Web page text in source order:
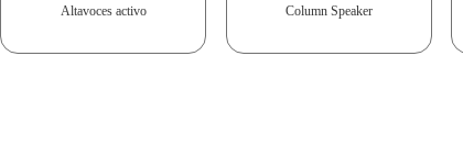
Altavoces activo Column Speaker